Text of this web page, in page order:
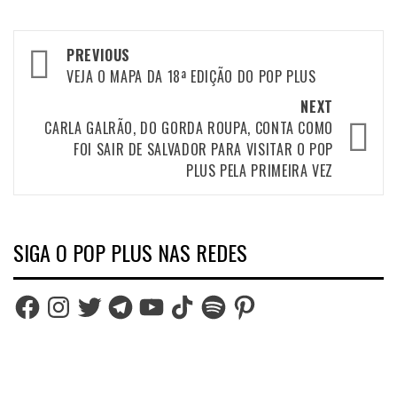
Post
navigation
PREVIOUS
VEJA O MAPA DA 18ª EDIÇÃO DO POP PLUS
NEXT
CARLA GALRÃO, DO GORDA ROUPA, CONTA COMO
FOI SAIR DE SALVADOR PARA VISITAR O POP
PLUS PELA PRIMEIRA VEZ
SIGA O POP PLUS NAS REDES
FacebookInstagram
TwitterTelegramYouTubeTikTokSpotifyPinterest